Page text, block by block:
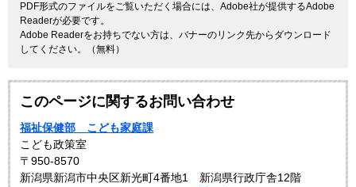
PDF形式のファイルをご覧いただく場合には、Adobe社が提供するAdobe
Readerが必要です。
Adobe Readerをお持ちでない方は、バナーのリンク先からダウンロード
してください。（無料）
このページに関するお問い合わせ
福祉保健部 こども家庭課
こども政策室
〒950-8570
新潟県新潟市中央区新光町4番地1 新潟県行政庁舎12階